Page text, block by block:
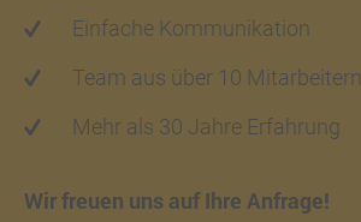
Einfache Kommunikation
Team aus über 10 Mitarbeitern
Mehr als 30 Jahre Erfahrung
Wir freuen uns auf Ihre Anfrage!